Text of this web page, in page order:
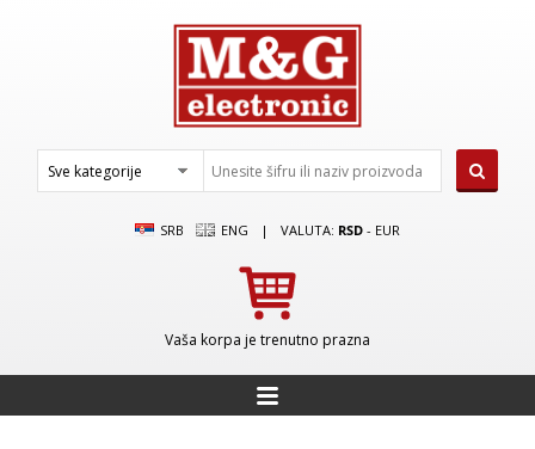
SRB ENG | VALUTA: RSD - EUR
Vaša korpa je trenutno prazna